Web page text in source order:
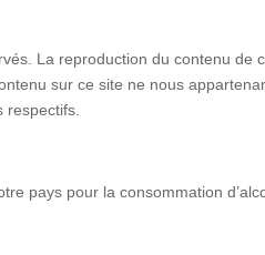
La reproduction du contenu de
sur ce site ne nous
pays pour la consommation